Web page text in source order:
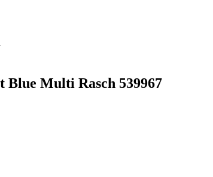
Multi Rasch 539967